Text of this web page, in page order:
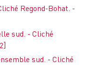
Regond-Bohat. -
sud. - Cliché
sud. - Cliché